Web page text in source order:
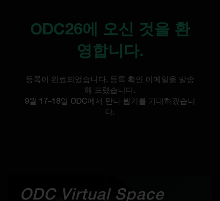
ODC26에 오신 것을 환
영합니다.
등록이 완료되었습니다. 등록 확인 이메일을 발송
해 드렸습니다.
9월 17–18일 ODC에서 만나 뵙기를 기대하겠습니
다.
ODC Virtual Space